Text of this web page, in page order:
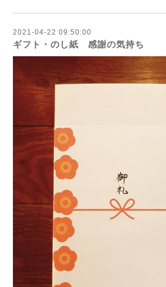
2021-04-22 09:50:00
ギフト・のし紙 感謝の気持ち